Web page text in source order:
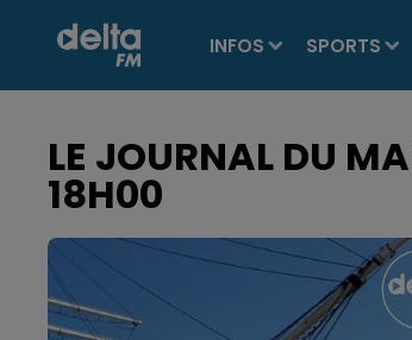
INFOS SPORTS
LE JOURNAL DU
18H00